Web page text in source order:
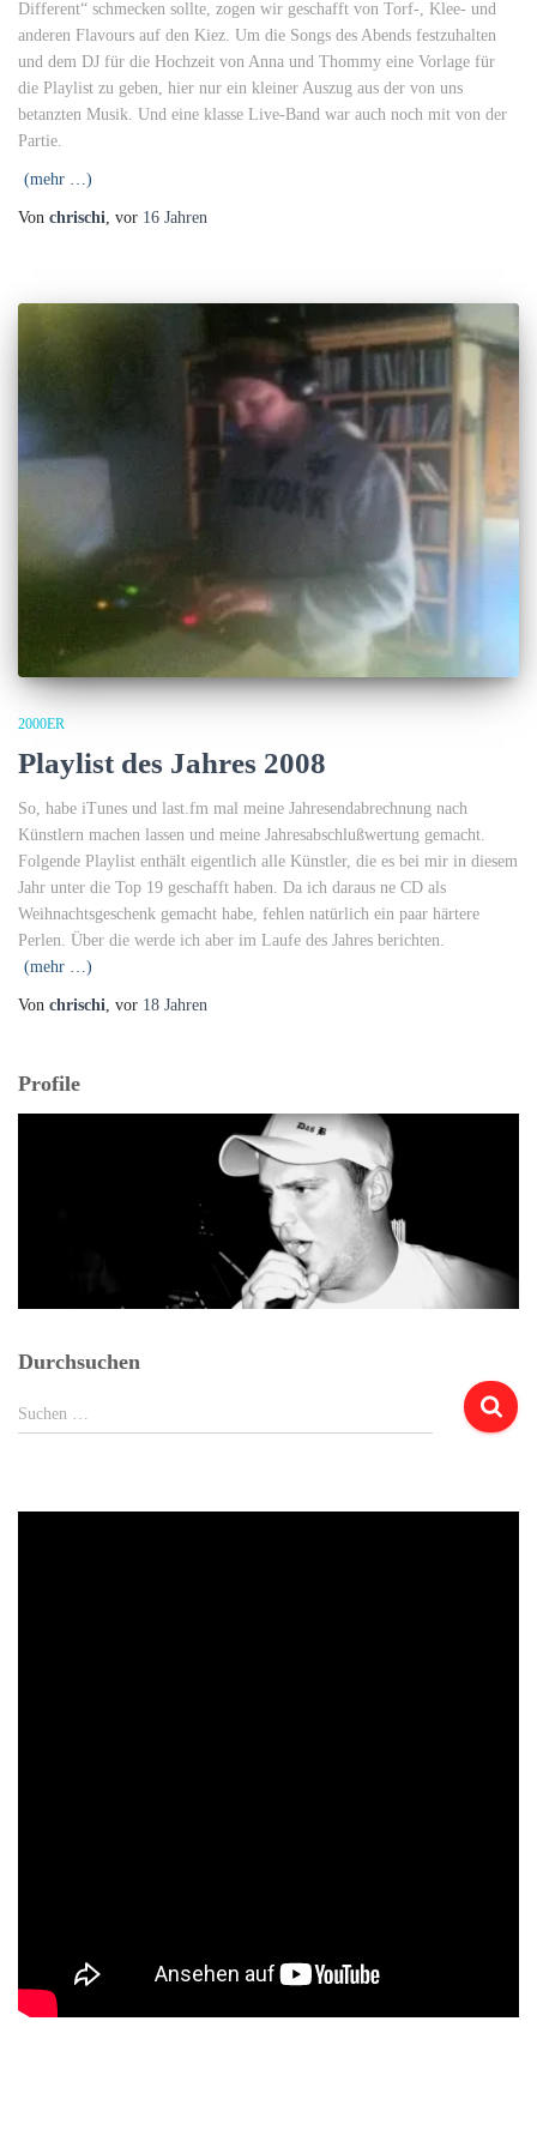
Different“ schmecken sollte, zogen wir geschafft von Torf-, Klee- und
anderen Flavours auf den Kiez. Um die Songs des Abends festzuhalten
und dem DJ für die Hochzeit von Anna und Thommy eine Vorlage für
die Playlist zu geben, hier nur ein kleiner Auszug aus der von uns
betanzten Musik. Und eine klasse Live-Band war auch noch mit von der
Partie.
(mehr …)
Von chrischi, vor 16 Jahren
2000ER
Playlist des Jahres 2008
So, habe iTunes und last.fm mal meine Jahresendabrechnung nach
Künstlern machen lassen und meine Jahresabschlußwertung gemacht.
Folgende Playlist enthält eigentlich alle Künstler, die es bei mir in diesem
Jahr unter die Top 19 geschafft haben. Da ich daraus ne CD als
Weihnachtsgeschenk gemacht habe, fehlen natürlich ein paar härtere
Perlen. Über die werde ich aber im Laufe des Jahres berichten.
(mehr …)
Von chrischi, vor 18 Jahren
Profile
Durchsuchen
Suchen
nach:
Suchen …